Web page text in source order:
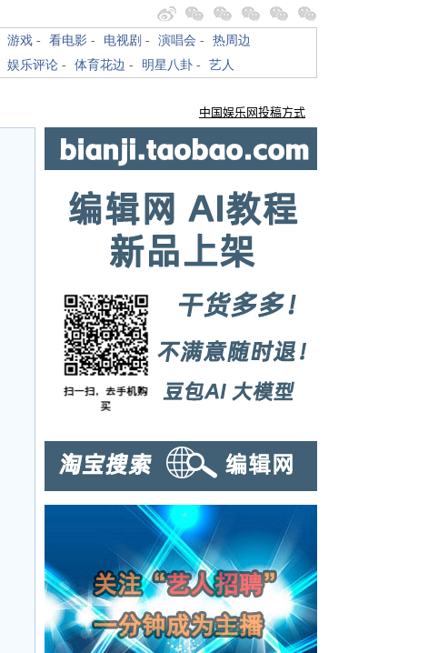
游戏 - 看电影 - 电视剧 - 演唱会 - 热周边
娱乐评论 - 体育花边 - 明星八卦 - 艺人